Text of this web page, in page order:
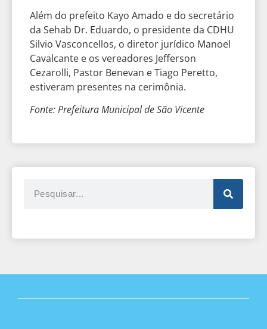
Além do prefeito Kayo Amado e do secretário
da Sehab Dr. Eduardo, o presidente da CDHU
Silvio Vasconcellos, o diretor jurídico Manoel
Cavalcante e os vereadores Jefferson
Cezarolli, Pastor Benevan e Tiago Peretto,
estiveram presentes na cerimônia.
Fonte: Prefeitura Municipal de São Vicente